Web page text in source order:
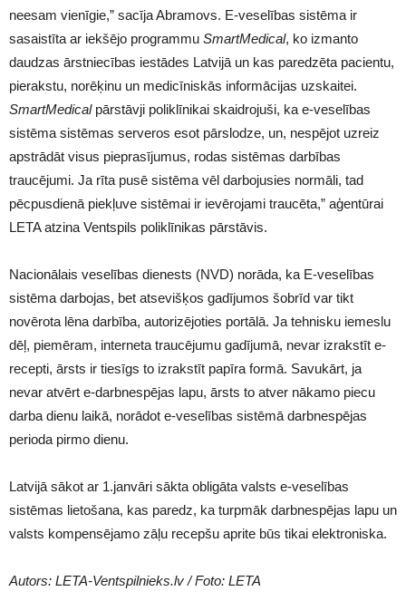
neesam vienīgie,” sacīja Abramovs. E-veselības sistēma ir
sasaistīta ar iekšējo programmu SmartMedical, ko izmanto
daudzas ārstniecības iestādes Latvijā un kas paredzēta pacientu,
pierakstu, norēķinu un medicīniskās informācijas uzskaitei.
SmartMedicalpārstāvji poliklīnikai skaidrojuši, ka e-veselības
sistēma sistēmas serveros esot pārslodze, un, nespējot uzreiz
apstrādāt visus pieprasījumus, rodas sistēmas darbības
traucējumi. Ja rīta pusē sistēma vēl darbojusies normāli, tad
pēcpusdienā piekļuve sistēmai ir ievērojami traucēta,” aģentūrai
LETA atzina Ventspils poliklīnikas pārstāvis.
Nacionālais veselības dienests (NVD) norāda, ka E-veselības
sistēma darbojas, bet atsevišķos gadījumos šobrīd var tikt
novērota lēna darbība, autorizējoties portālā. Ja tehnisku iemeslu
dēļ, piemēram, interneta traucējumu gadījumā, nevar izrakstīt e-
recepti, ārsts ir tiesīgs to izrakstīt papīra formā. Savukārt, ja
nevar atvērt e-darbnespējas lapu, ārsts to atver nākamo piecu
darba dienu laikā, norādot e-veselības sistēmā darbnespējas
perioda pirmo dienu.
Latvijā sākot ar 1.janvāri sākta obligāta valsts e-veselības
sistēmas lietošana, kas paredz, ka turpmāk darbnespējas lapu un
valsts kompensējamo zāļu recepšu aprite būs tikai elektroniska.
Autors: LETA-Ventspilnieks.lv / Foto: LETA